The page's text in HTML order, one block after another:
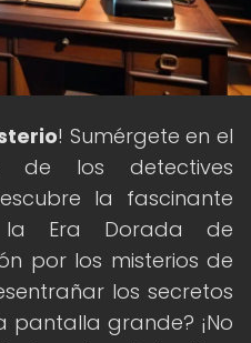
! Sumérgete en el
de los detectives
la fascinante
Era Dorada de
por los misterios de
los secretos
grande? ¡No